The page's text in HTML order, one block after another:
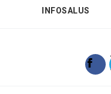
INFOSALUS